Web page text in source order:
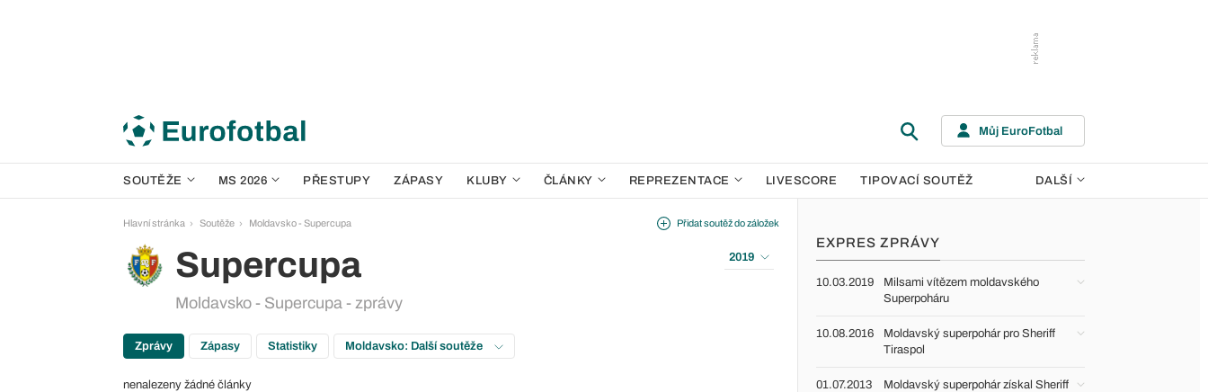
Můj EuroFotbal
SOUTĚŽE MS 2026 PŘESTUPY ZÁPASY KLUBY ČLÁNKY REPREZENTACE LIVESCORE TIPOVACÍ SOUTĚŽ DALŠÍ
Hlavní stránka Soutěže Moldavsko - Supercupa
Supercupa
Moldavsko - Supercupa - zprávy
Přidat soutěž do záložek
2019
Zprávy Zápasy Statistiky Moldavsko: Další soutěže
nenalezeny žádné články
EXPRES ZPRÁVY
10.03.2019
Milsami vítězem moldavského
Superpoháru
10.08.2016
Moldavský superpohár pro Sheriff
Tiraspol
01.07.2013 Moldavský superpohár získal Sheriff